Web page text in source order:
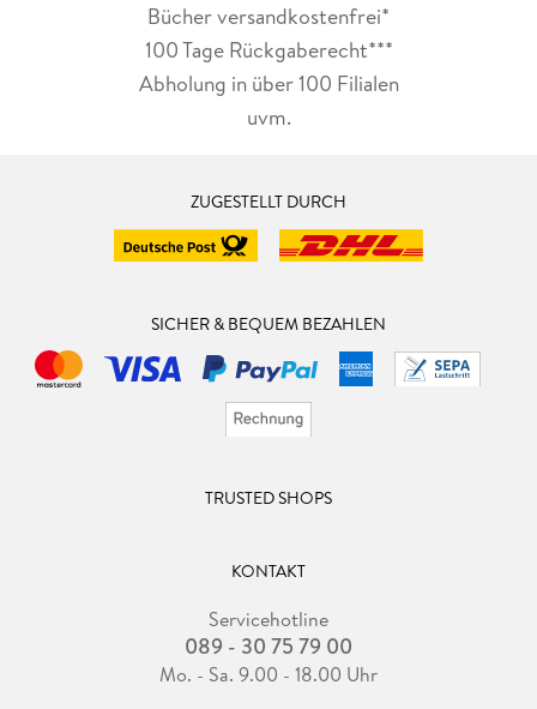
Bücher versandkostenfrei*
100 Tage Rückgaberecht***
Abholung in über 100 Filialen
uvm.
ZUGESTELLT DURCH
SICHER & BEQUEM BEZAHLEN
TRUSTED SHOPS
KONTAKT
Servicehotline
089 - 30 75 79 00
Mo. - Sa. 9.00 - 18.00 Uhr